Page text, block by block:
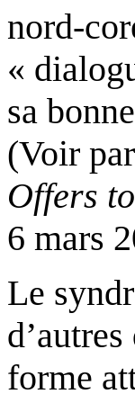
nord-
«
sa
(Voir
Offers
6 mars
Le
forme